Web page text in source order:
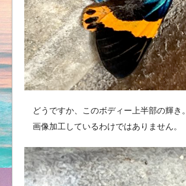
どうですか、このボディー上半部の輝き。
画像加工しているわけではありません。